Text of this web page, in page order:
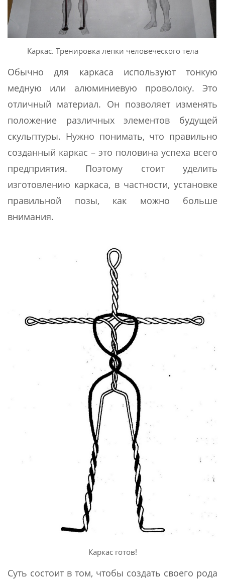
Каркас. Тренировка лепки человеческого тела
Обычно для каркаса используют тонкую
медную или алюминиевую проволоку. Это
отличный материал. Он позволяет изменять
положение различных элементов будущей
скульптуры. Нужно понимать, что правильно
созданный каркас – это половина успеха всего
предприятия. Поэтому стоит уделить
изготовлению каркаса, в частности, установке
правильной позы, как можно больше
внимания.
Каркас готов!
Суть состоит в том, чтобы создать своего рода